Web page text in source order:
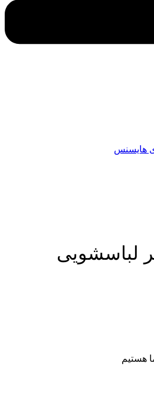
هایسنس
لباسشویی
هستیم